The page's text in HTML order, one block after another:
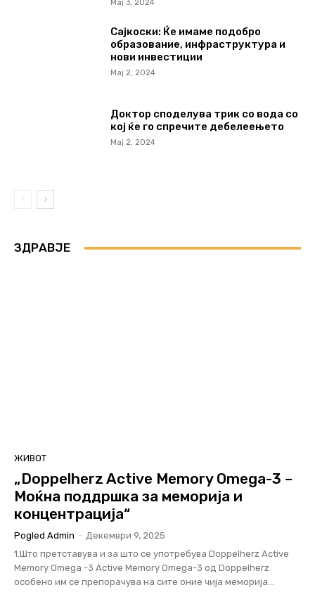
Мај 3, 2024
Сајкоски: Ќе имаме подобро
образование, инфраструктура и
нови инвестиции
Мај 2, 2024
Доктор споделува трик со вода со
кој ќе го спречите дебелеењето
Мај 2, 2024
ЗДРАВЈЕ
ЖИВОТ
„Doppelherz Active Memory Omega-3 –
Моќна поддршка за меморија и
концентрација“
Pogled Admin - Декември 9, 2025
1.Што претставува и за што се употребува Doppelherz Active
Memory Omega -3 Аctive Memory Omega-3 од Doppelherz
особено им се препорачува на сите оние чија меморија...